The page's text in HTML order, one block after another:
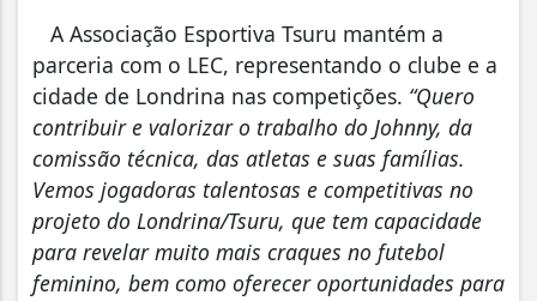
A Associação Esportiva Tsuru mantém a
parceria com o LEC, representando o clube e a
cidade de Londrina nas competições. “Quero
contribuir e valorizar o trabalho do Johnny, da
comissão técnica, das atletas e suas famílias.
Vemos jogadoras talentosas e competitivas no
projeto do Londrina/Tsuru, que tem capacidade
para revelar muito mais craques no futebol
feminino, bem como oferecer oportunidades para